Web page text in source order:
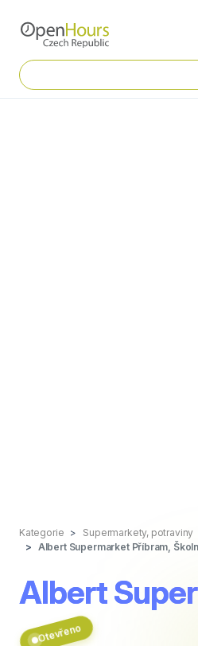
Kategorie Supermarkety, potraviny
Albert Supermarket Příbram,
Albert
Otevřeno